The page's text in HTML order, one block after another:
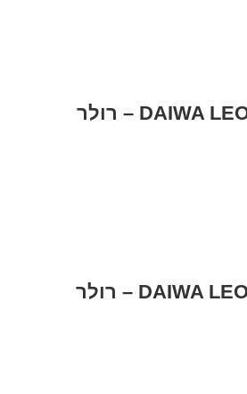
DAIWA LEOBRITZ 200J-L – רולר
DAIWA LEOBRITZ 500J S – רולר